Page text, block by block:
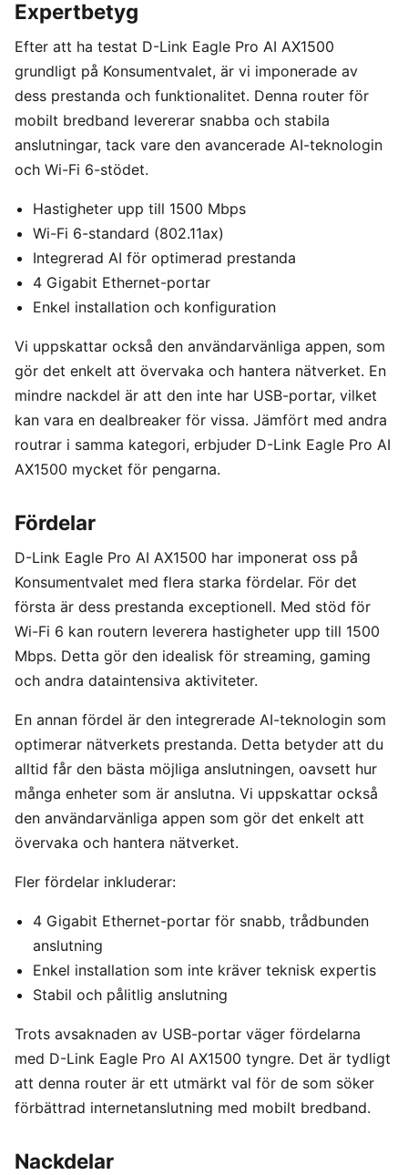
Expertbetyg
Efter att ha testat D-Link Eagle Pro AI AX1500
grundligt på Konsumentvalet, är vi imponerade av
dess prestanda och funktionalitet. Denna router för
mobilt bredband levererar snabba och stabila
anslutningar, tack vare den avancerade AI-teknologin
och Wi-Fi 6-stödet.
Hastigheter upp till 1500 Mbps
Wi-Fi 6-standard (802.11ax)
Integrerad AI för optimerad prestanda
4 Gigabit Ethernet-portar
Enkel installation och konfiguration
Vi uppskattar också den användarvänliga appen, som
gör det enkelt att övervaka och hantera nätverket. En
mindre nackdel är att den inte har USB-portar, vilket
kan vara en dealbreaker för vissa. Jämfört med andra
routrar i samma kategori, erbjuder D-Link Eagle Pro AI
AX1500 mycket för pengarna.
Fördelar
D-Link Eagle Pro AI AX1500 har imponerat oss på
Konsumentvalet med flera starka fördelar. För det
första är dess prestanda exceptionell. Med stöd för
Wi-Fi 6 kan routern leverera hastigheter upp till 1500
Mbps. Detta gör den idealisk för streaming, gaming
och andra dataintensiva aktiviteter.
En annan fördel är den integrerade AI-teknologin som
optimerar nätverkets prestanda. Detta betyder att du
alltid får den bästa möjliga anslutningen, oavsett hur
många enheter som är anslutna. Vi uppskattar också
den användarvänliga appen som gör det enkelt att
övervaka och hantera nätverket.
Fler fördelar inkluderar:
4 Gigabit Ethernet-portar för snabb, trådbunden
anslutning
Enkel installation som inte kräver teknisk expertis
Stabil och pålitlig anslutning
Trots avsaknaden av USB-portar väger fördelarna
med D-Link Eagle Pro AI AX1500 tyngre. Det är tydligt
att denna router är ett utmärkt val för de som söker
förbättrad internetanslutning med mobilt bredband.
Nackdelar